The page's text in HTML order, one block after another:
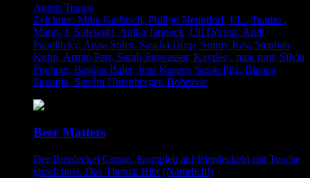
Autor: Teamo
Zeichner: Mike Garbisch, Philipp Neundorf, LL , Teamo ,
Marek J. Sulewski, Anika Janneck, Uli Döring, Andi
Papelitzky, Anna Spies, Sascha Dörp, Sunny Ray, Stephan
Kuhn, Armin Parr, Sarah Stowasser, Kaydee , nick noir, Silvia
Püchner, Bastian Baier, Jens Kasper, Sarah Pilz, Bianca
Saxonja, Sandra Untenberger, Bobrovic
Beer Matters
Der Bierdeckel Comic. Komplett auf Bierdeckeln mit Tusche
gezeichnet. Das Thema: Bier (Natürlich!)